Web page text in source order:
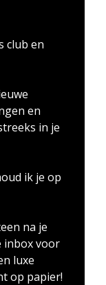
club en
en
in je
ik je op
na je
inbox voor
luxe
op papier!